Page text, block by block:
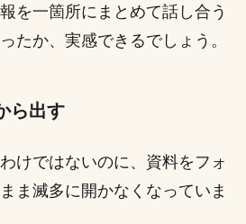
を一箇所にまとめて話し合う
たか、実感できるでしょう。
ら出す
けではないのに、資料をフォ
ま滅多に開かなくなっていま